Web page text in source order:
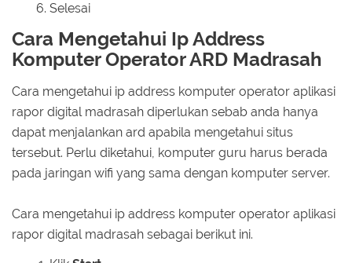
Selesai
Cara Mengetahui Ip Address
Komputer Operator ARD Madrasah
Cara mengetahui ip address komputer operator aplikasi
rapor digital madrasah diperlukan sebab anda hanya
dapat menjalankan ard apabila mengetahui situs
tersebut. Perlu diketahui, komputer guru harus berada
pada jaringan wifi yang sama dengan komputer server.
Cara mengetahui ip address komputer operator aplikasi
rapor digital madrasah sebagai berikut ini.